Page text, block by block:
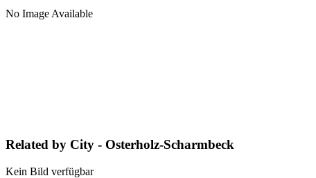
No Image Available
Related by City - Osterholz-Scharmbeck
Kein Bild verfügbar